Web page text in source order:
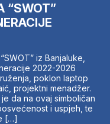
“SWOT”
iz Banjaluke,
2022-2026
poklon laptop
projektni menadžer.
da na ovaj simboličan
i uspjeh, te
[…]